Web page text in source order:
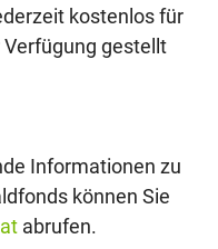
kostenlos für
gestellt
Informationen zu
können Sie
abrufen.